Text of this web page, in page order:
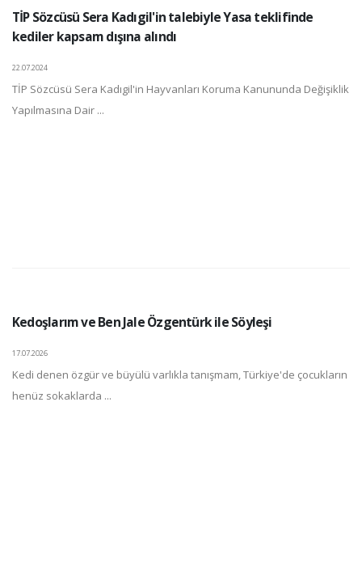
TİP Sözcüsü Sera Kadıgil'in talebiyle Yasa teklifinde
kediler kapsam dışına alındı
22.07.2024
TİP Sözcüsü Sera Kadıgil'in Hayvanları Koruma Kanununda Değişiklik
Yapılmasına Dair ...
Kedoşlarım ve Ben Jale Özgentürk ile Söyleşi
17.07.2026
Kedi denen özgür ve büyülü varlıkla tanışmam, Türkiye'de çocukların
henüz sokaklarda ...